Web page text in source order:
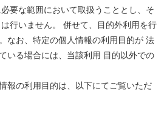
要な範囲において取扱うこととし、そ
行いません。 併せて、目的外利用を行
なお、特定の個人情報の利用目的が 法
いる場合には、当該利用 目的以外での
報の利用目的は、以下にてご覧いただ